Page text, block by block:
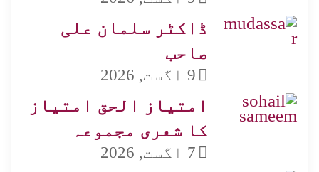
ڈاکٹر سلمان علی
صاحب
9 اگست, 2026
امتیاز الحق امتیاز
کا شعری مجموعہ
7 اگست, 2026